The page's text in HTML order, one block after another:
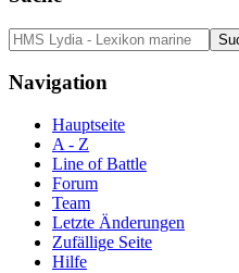
Navigation
Hauptseite
A - Z
Line of Battle
Forum
Team
Letzte Änderungen
Zufällige Seite
Hilfe